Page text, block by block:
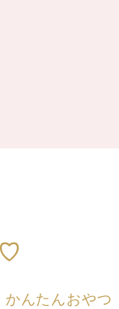
♡
ゴリー
かんたんおやつ